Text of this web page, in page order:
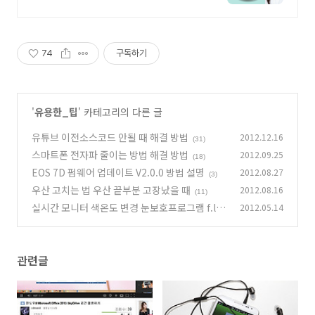
74 구독하기
'유용한_팁' 카테고리의 다른 글
유튜브 이전소스코드 안될 때 해결 방법
(31) 2012.12.16
스마트폰 전자파 줄이는 방법 해결 방법 (18) 2012.09.25
EOS 7D 펌웨어 업데이트 V2.0.0 방법 설명 (3) 2012.08.27
우산 고치는 법 우산 끝부분 고장났을 때 (11) 2012.08.16
실시간 모니터 색온도 변경 눈보호프로그램 f.lux 2012.05.14
관련글